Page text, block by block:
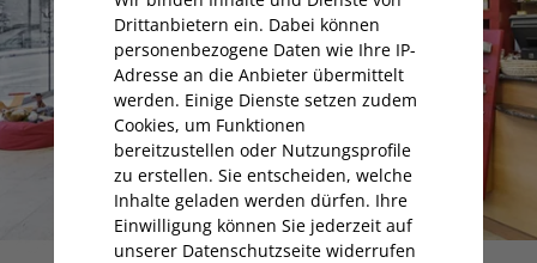
Drittanbietern ein. Dabei können
personenbezogene Daten wie Ihre IP-
Adresse an die Anbieter übermittelt
werden. Einige Dienste setzen zudem
Cookies, um Funktionen
bereitzustellen oder Nutzungsprofile
zu erstellen. Sie entscheiden, welche
Inhalte geladen werden dürfen. Ihre
Einwilligung können Sie jederzeit auf
unserer Datenschutzseite widerrufen